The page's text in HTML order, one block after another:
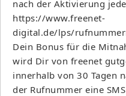
nach der Aktivierung
https://www.freenet-
digital.de/lps/
Dein Bonus für die
wird Dir von freenet
innerhalb von 30 Tagen
der Rufnummer eine